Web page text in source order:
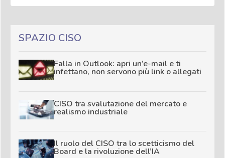
SPAZIO CISO
Falla in Outlook: apri un’e-mail e ti
infettano, non servono più link o allegati
CISO tra svalutazione del mercato e
realismo industriale
Il ruolo del CISO tra lo scetticismo del
Board e la rivoluzione dell’IA